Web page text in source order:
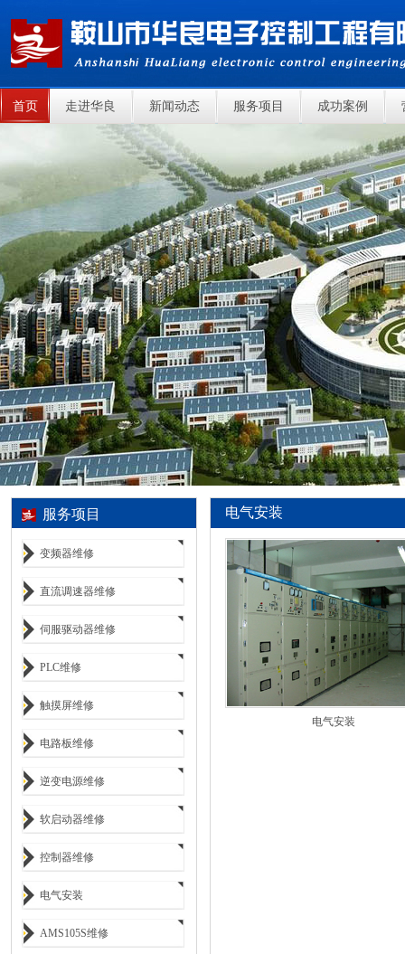
首页 走进华良 新闻动态 服务项目 成功案例
服务项目
变频器维修
直流调速器维修
伺服驱动器维修
PLC维修
触摸屏维修
电路板维修
逆变电源维修
软启动器维修
控制器维修
电气安装
AMS105S维修
电气安装
电气安装